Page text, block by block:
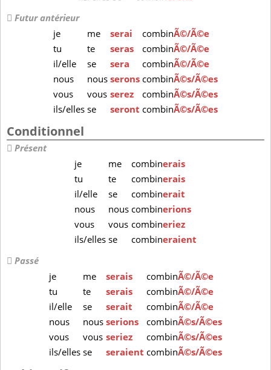
Futur antérieur
je
me serai combinÃ©/Ã©e
tu
te seras combinÃ©/Ã©e
il/elle
se sera combinÃ©/Ã©e
nous
nousserons combinÃ©s/Ã©es
vous
vous serez combinÃ©s/Ã©es
ils/ellesse seront combinÃ©s/Ã©es
Conditionnel
Présent
je
me combinerais
tu
te combinerais
il/elle
se combinerait
nous
nous combinerions
vous
vous combineriez
ils/ellesse combineraient
Passé
je
me serais combinÃ©/Ã©e
tu
te serais combinÃ©/Ã©e
il/elle
se serait combinÃ©/Ã©e
nous
nousserions combinÃ©s/Ã©es
vous
vous seriez combinÃ©s/Ã©es
ils/ellesse seraient combinÃ©s/Ã©es